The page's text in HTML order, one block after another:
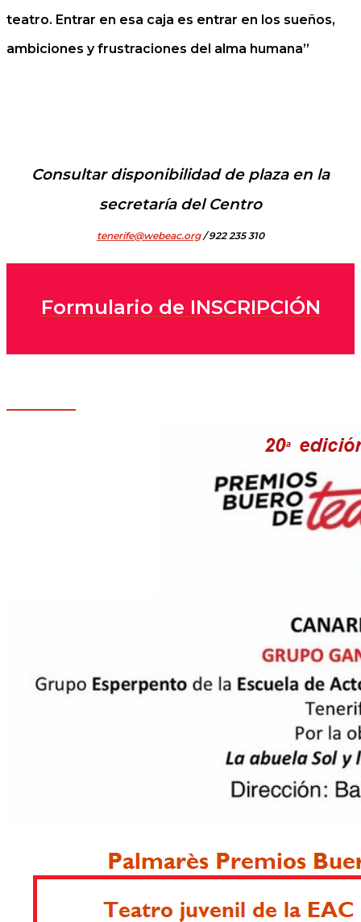
teatro. Entrar en esa caja es entrar en los sueños,
ambiciones y frustraciones del alma humana”
Consultar disponibilidad de plaza en la
secretaría del Centro
tenerife@webeac.org/ 922 235 310
.
Formulario de INSCRIPCIÓN
.